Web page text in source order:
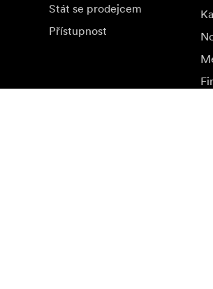
Stát se prodejcem
Přístupnost